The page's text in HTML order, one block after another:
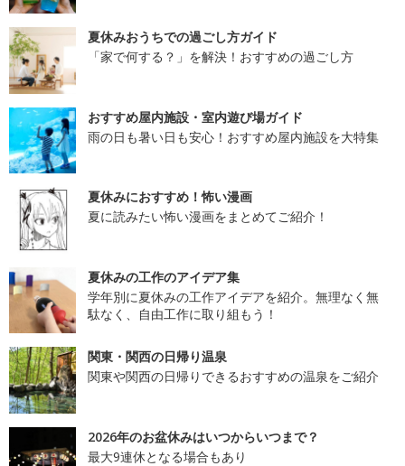
夏休みおうちでの過ごし方ガイド
「家で何する？」を解決！おすすめの過ごし方
おすすめ屋内施設・室内遊び場ガイド
雨の日も暑い日も安心！おすすめ屋内施設を大特集
夏休みにおすすめ！怖い漫画
夏に読みたい怖い漫画をまとめてご紹介！
夏休みの工作のアイデア集
学年別に夏休みの工作アイデアを紹介。無理なく無
駄なく、自由工作に取り組もう！
関東・関西の日帰り温泉
関東や関西の日帰りできるおすすめの温泉をご紹介
2026年のお盆休みはいつからいつまで？
最大9連休となる場合もあり